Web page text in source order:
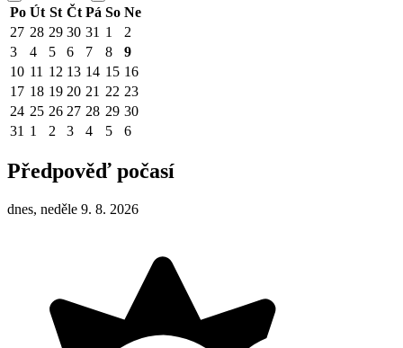
Po Út St Čt Pá So Ne
27 28 29 30 31 1
2
3
4 5 6 7 8
9
10 11 12 13 14 15 16
17 18 19 20 21 22 23
24 25 26 27 28 29 30
31 1 2 3 4 5 6
Předpověď počasí
dnes, neděle 9. 8. 2026